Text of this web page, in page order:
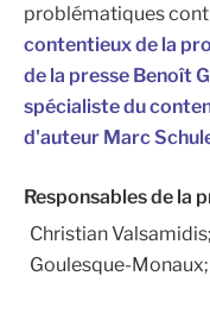
problématiques
contentieux de la
de la presse Benoît
spécialiste du
d'auteur Marc
Responsables de la
Christian
Goulesque-